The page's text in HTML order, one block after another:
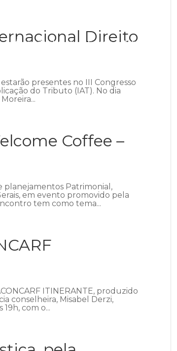
Áreas de atuação Equipe Publicações
Direito
estarão presentes no III Congresso
do Tributo (IAT). No dia
Coffee –
planejamentos Patrimonial,
em evento promovido pela
tem como tema...
ITINERANTE, produzido
conselheira, Misabel Derzi,
com o...